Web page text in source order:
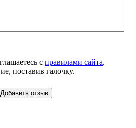
с правилами сайта.
поставив галочку.
Добавить отзыв